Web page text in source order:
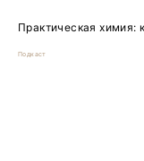
Практическая химия:
Подкаст